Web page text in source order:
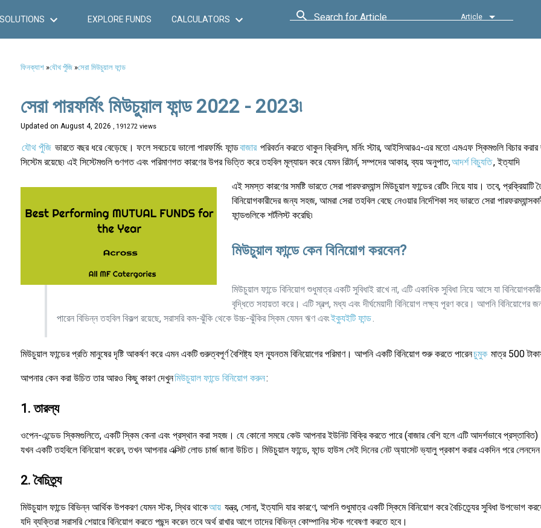
SOLUTIONS EXPLORE FUNDS CALCULATORS Search for Article Article
ফিনক্যাশ»যৌথ পুঁজি»সেরা মিউচুয়াল ফান্ড
সেরা পারফর্মিং মিউচুয়াল ফান্ড 2022 - 2023৷
Updated on August 4, 2026 , 191272 views
যৌথ পুঁজি ভারতে বছর ধরে বেড়েছে। ফলে সবচেয়ে ভালো পারফর্মিং ফান্ডবাজার পরিবর্তন করতে থাকুন ক্রিসিল, মর্নিং স্টার, আইসিআরএ-এর মতো এমএফ স্কিমগুলি বিচার করার
সিস্টেম রয়েছে৷ এই সিস্টেমগুলি গুণগত এবং পরিমাণগত কারণের উপর ভিত্তি করে তহবিল মূল্যায়ন করে যেমন রিটার্ন, সম্পদের আকার, ব্যয় অনুপাত,আদর্শ বিচ্যুতি, ইত্যাদি
এই সমস্ত কারণের সমষ্টি ভারতে সেরা পারফরম্যান্স মিউচুয়াল ফান্ডের রেটিং নিয়ে যায়। তবে, প্রক্রিয়াটি
বিনিয়োগকারীদের জন্য সহজ, আমরা সেরা তহবিল বেছে নেওয়ার নির্দেশিকা সহ ভারতে সেরা
ফান্ডগুলিকে শর্টলিস্ট করেছি৷
মিউচুয়াল ফান্ডে কেন বিনিয়োগ করবেন?
মিউচুয়াল ফান্ডে বিনিয়োগ শুধুমাত্র একটি সুবিধাই রাখে না, এটি একাধিক সুবিধা নিয়ে আসে যা
বৃদ্ধিতে সহায়তা করে। এটি স্বল্প, মধ্য এবং দীর্ঘমেয়াদী বিনিয়োগ লক্ষ্য পূরণ করে। আপনি বিনিয়োগের
পারেন বিভিন্ন তহবিল বিকল্প রয়েছে, সরাসরি কম-ঝুঁকি থেকে উচ্চ-ঝুঁকির স্কিম যেমন ঋণ এবংইক্যুইটি ফান্ড
মিউচুয়াল ফান্ডের প্রতি মানুষের দৃষ্টি আকর্ষণ করে এমন একটি গুরুত্বপূর্ণ বৈশিষ্ট্য হল ন্যূনতম বিনিয়োগের পরিমাণ। আপনি একটি বিনিয়োগ শুরু করতে পারেনচুমুক মাত্র 500
আপনার কেন করা উচিত তার আরও কিছু কারণ দেখুনমিউচুয়াল ফান্ডে বিনিয়োগ করুন:
1. তারল্য
ওপেন-এন্ডেড স্কিমগুলিতে, একটি স্কিম কেনা এবং প্রস্থান করা সহজ। যে কোনো সময়ে কেউ আপনার ইউনিট বিক্রি করতে পারে (বাজার বেশি হলে এটি আদর্শভাবে
যখন একটি তহবিলে বিনিয়োগ করেন, তখন আপনার এক্সিট লোড চার্জ জানা উচিত। মিউচুয়াল ফান্ডে, ফান্ড হাউস সেই দিনের নেট অ্যাসেট ভ্যালু প্রকাশ করার একদিন পরে
2. বৈচিত্র্য
মিউচুয়াল ফান্ডে বিভিন্ন আর্থিক উপকরণ যেমন স্টক, স্থির থাকেআয় যন্ত্র, সোনা, ইত্যাদি যার কারণে, আপনি শুধুমাত্র একটি স্কিমে বিনিয়োগ করে বৈচিত্র্যের সুবিধা উপভোগ
যদি ব্যক্তিরা সরাসরি শেয়ারে বিনিয়োগ করতে পছন্দ করেন তবে অর্থ রাখার আগে তাদের বিভিন্ন কোম্পানির স্টক গবেষণা করতে হবে।